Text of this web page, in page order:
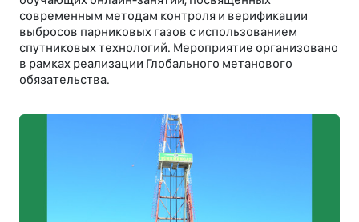
современным методам контроля и верификации
выбросов парниковых газов с использованием
спутниковых технологий. Мероприятие организовано
в рамках реализации Глобального метанового
обязательства.